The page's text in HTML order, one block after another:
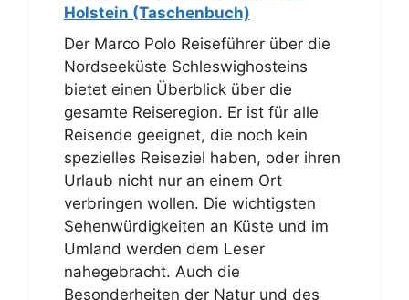
Holstein (Taschenbuch)
Der Marco Polo Reiseführer über die
Nordseeküste Schleswighosteins
bietet einen Überblick über die
gesamte Reiseregion. Er ist für alle
Reisende geeignet, die noch kein
spezielles Reiseziel haben, oder ihren
Urlaub nicht nur an einem Ort
verbringen wollen. Die wichtigsten
Sehenwürdigkeiten an Küste und im
Umland werden dem Leser
nahegebracht. Auch die
Besonderheiten der Natur und des